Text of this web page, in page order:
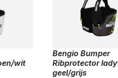
wit
Bengio Bumper
Ribprotector lady
geel/grijs